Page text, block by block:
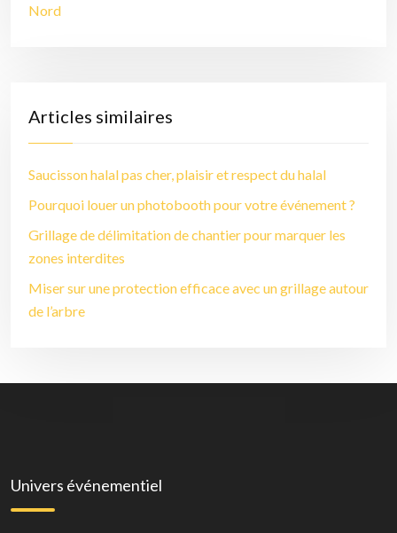
Nord
Articles similaires
Saucisson halal pas cher, plaisir et respect du halal
Pourquoi louer un photobooth pour votre événement ?
Grillage de délimitation de chantier pour marquer les
zones interdites
Miser sur une protection efficace avec un grillage autour
de l’arbre
Univers événementiel